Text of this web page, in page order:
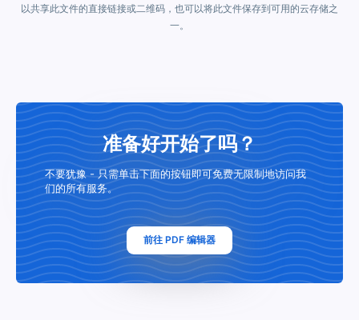
以共享此文件的直接链接或二维码，也可以将此文件保存到可用的云存储之
一。
准备好开始了吗？
不要犹豫 - 只需单击下面的按钮即可免费无限制地访问我
们的所有服务。
前往 PDF 编辑器